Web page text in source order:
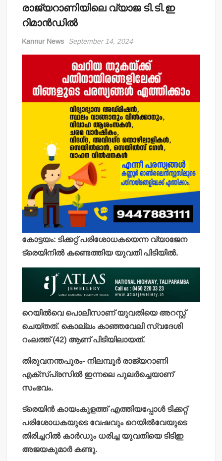
രാജ്യറാണിയിലെ വ്യാജ ടി.ടി.ഇ
റിമാന്‍ഡില്‍
Kannur News September 14, 2024
കോട്ടയം: ടിക്കറ്റ് പരിശോധകയെന്ന വ്യാജേന
ട്രെയിനില്‍ കണ്ടെത്തിയ യുവതി പിടിയില്‍.
റെയില്‍വെ പൊലീസാണ് യുവതിയെ അറസ്റ്റ്
ചെയ്തത്. കൊല്ലം കാഞ്ഞവേലി സ്വദേശി
റംലത്ത് (42) ആണ് പിടിയിലായത്.
തിരുവനന്തപുരം- നിലമ്പൂര്‍ രാജ്യറാണി
എക്‌സ്പ്രസില്‍ ഇന്നലെ പുലര്‍ച്ചെയാണ്
സംഭവം.
ട്രെയിന്‍ കായംകുളത്ത് എത്തിയപ്പോള്‍ ടിക്കറ്റ്
പരിശോധകയുടെ വേഷവും റെയില്‍വേയുടെ
തിരിച്ചറില്‍ കാര്‍ഡും ധരിച്ച യുവതിയെ ടിടിഇ
അജയകുമാര്‍ കണ്ടു.